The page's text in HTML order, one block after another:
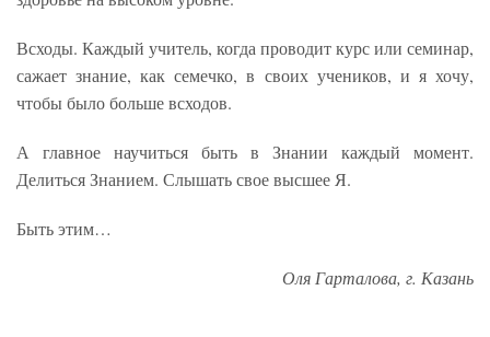
Всходы. Каждый учитель, когда проводит курс или семинар,
сажает знание, как семечко, в своих учеников, и я хочу,
чтобы было больше всходов.
А главное научиться быть в Знании каждый момент.
Делиться Знанием. Слышать свое высшее Я.
Быть этим…
Оля Гарталова, г. Казань